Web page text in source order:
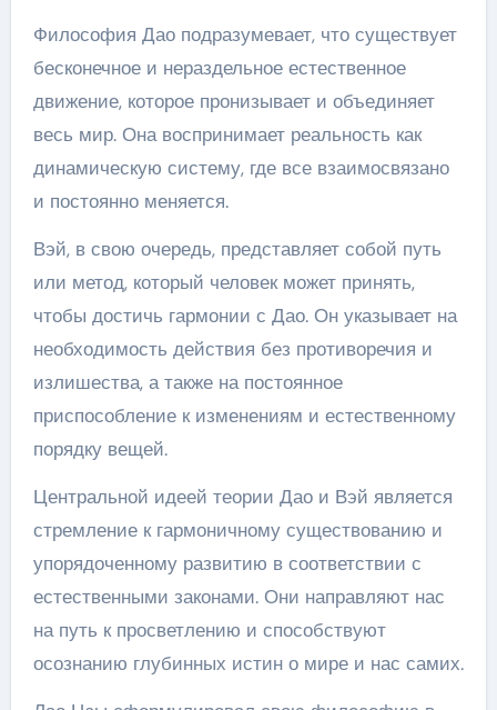
Философия Дао подразумевает, что существует
бесконечное и нераздельное естественное
движение, которое пронизывает и объединяет
весь мир. Она воспринимает реальность как
динамическую систему, где все взаимосвязано
и постоянно меняется.
Вэй, в свою очередь, представляет собой путь
или метод, который человек может принять,
чтобы достичь гармонии с Дао. Он указывает на
необходимость действия без противоречия и
излишества, а также на постоянное
приспособление к изменениям и естественному
порядку вещей.
Центральной идеей теории Дао и Вэй является
стремление к гармоничному существованию и
упорядоченному развитию в соответствии с
естественными законами. Они направляют нас
на путь к просветлению и способствуют
осознанию глубинных истин о мире и нас самих.